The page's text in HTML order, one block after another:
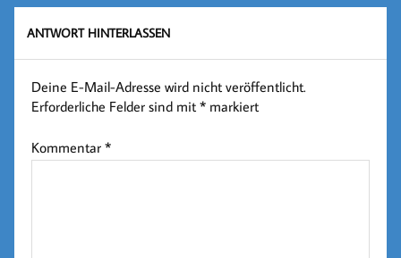
ANTWORT HINTERLASSEN
Deine E-Mail-Adresse wird nicht veröffentlicht.
Erforderliche Felder sind mit* markiert
Kommentar*